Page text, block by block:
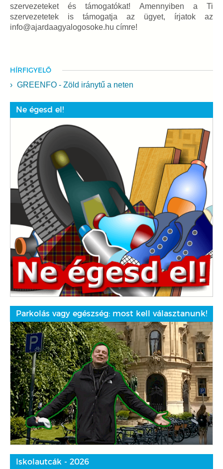
szervezeteket és támogatókat! Amennyiben a Ti
szervezetetek is támogatja az ügyet, írjatok az
info@ajardaagyalogosoke.hu címre!
HÍRFIGYELŐ
GREENFO - Zöld iránytű a neten
Ne égesd el!
Parkolás vagy egészség: most kell választanunk!
Iskolautcák - 2026